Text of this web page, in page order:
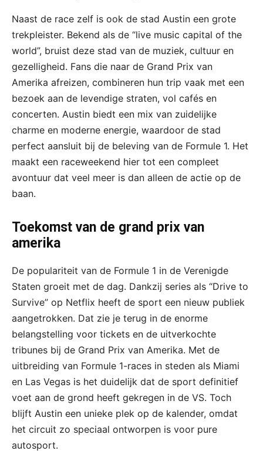
Naast de race zelf is ook de stad Austin een grote
trekpleister. Bekend als de “live music capital of the
world”, bruist deze stad van de muziek, cultuur en
gezelligheid. Fans die naar de Grand Prix van
Amerika afreizen, combineren hun trip vaak met een
bezoek aan de levendige straten, vol cafés en
concerten. Austin biedt een mix van zuidelijke
charme en moderne energie, waardoor de stad
perfect aansluit bij de beleving van de Formule 1. Het
maakt een raceweekend hier tot een compleet
avontuur dat veel meer is dan alleen de actie op de
baan.
Toekomst van de grand prix van
amerika
De populariteit van de Formule 1 in de Verenigde
Staten groeit met de dag. Dankzij series als “Drive to
Survive” op Netflix heeft de sport een nieuw publiek
aangetrokken. Dat zie je terug in de enorme
belangstelling voor tickets en de uitverkochte
tribunes bij de Grand Prix van Amerika. Met de
uitbreiding van Formule 1-races in steden als Miami
en Las Vegas is het duidelijk dat de sport definitief
voet aan de grond heeft gekregen in de VS. Toch
blijft Austin een unieke plek op de kalender, omdat
het circuit zo speciaal ontworpen is voor pure
autosport.